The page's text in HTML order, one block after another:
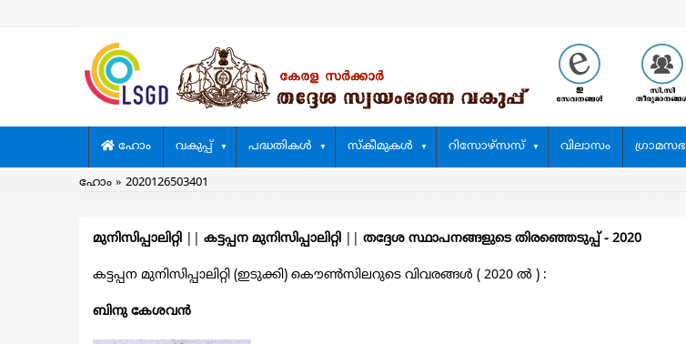
Main
navigation
ഹോം വകുപ്പ് പദ്ധതികള്‍ സ്കീമുകള്‍ റിസോഴ്സസ് വിലാസം ഗ്രാമസഭ
Breadcrumb
ഹോം 2020126503401
മുനിസിപ്പാലിറ്റി കട്ടപ്പന മുനിസിപ്പാലിറ്റി തദ്ദേശ സ്ഥാപനങ്ങളുടെ തിരഞ്ഞെടുപ്പ്‌ - 2020
കട്ടപ്പന മുനിസിപ്പാലിറ്റി (ഇടുക്കി) കൌൺസിലറുടെ വിവരങ്ങള്‍ ( 2020 ല്‍ ) :
ബിനു കേശവന്‍